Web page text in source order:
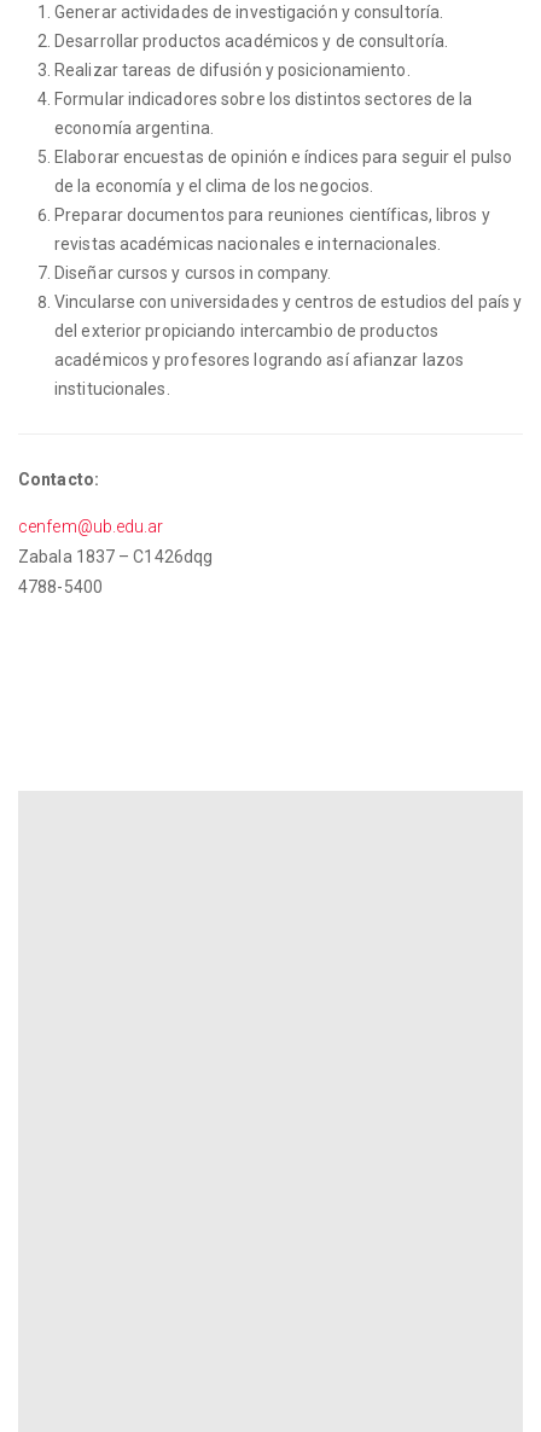
Generar actividades de investigación y consultoría.
Desarrollar productos académicos y de consultoría.
Realizar tareas de difusión y posicionamiento.
Formular indicadores sobre los distintos sectores de la
economía argentina.
Elaborar encuestas de opinión e índices para seguir el pulso
de la economía y el clima de los negocios.
Preparar documentos para reuniones científicas, libros y
revistas académicas nacionales e internacionales.
Diseñar cursos y cursos in company.
Vincularse con universidades y centros de estudios del país y
del exterior propiciando intercambio de productos
académicos y profesores logrando así afianzar lazos
institucionales.
Contacto:
cenfem@ub.edu.ar
Zabala 1837 – C1426dqg
4788-5400